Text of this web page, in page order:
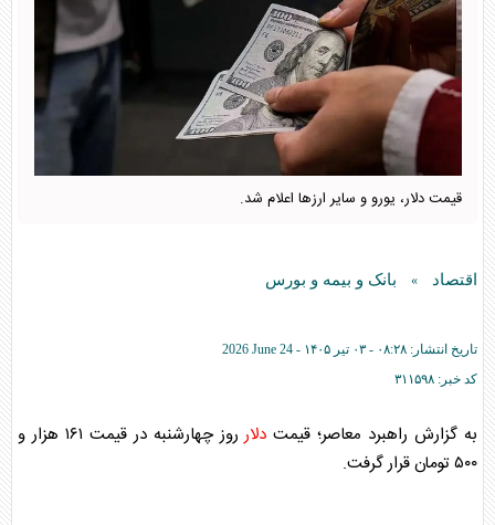
قیمت دلار، یورو و سایر ارز‌ها اعلام شد.
اقتصاد » بانک و بیمه و بورس
تاریخ انتشار: ۰۸:۲۸ - ۰۳ تير ۱۴۰۵ -
2026 June 24
کد خبر: ۳۱۱۵۹۸
به گزارش راهبرد معاصر؛ قیمت دلار
روز چهارشنبه در قیمت ۱۶۱ هزار و
۵۰۰ تومان قرار گرفت.